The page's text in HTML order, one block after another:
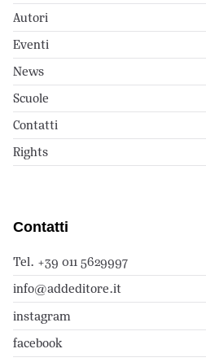
Autori
Eventi
News
Scuole
Contatti
Rights
Contatti
Tel. +39 011 5629997
info@addeditore.it
instagram
facebook